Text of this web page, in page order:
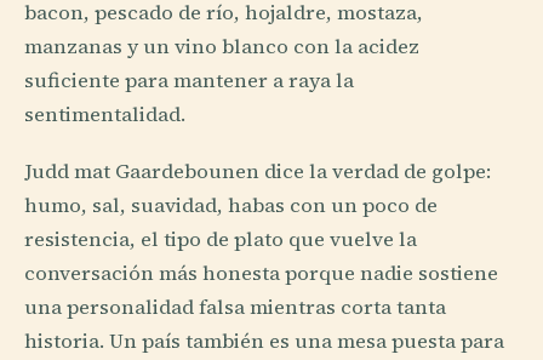
bacon, pescado de río, hojaldre, mostaza,
manzanas y un vino blanco con la acidez
suficiente para mantener a raya la
sentimentalidad.
Judd mat Gaardebounen dice la verdad de golpe:
humo, sal, suavidad, habas con un poco de
resistencia, el tipo de plato que vuelve la
conversación más honesta porque nadie sostiene
una personalidad falsa mientras corta tanta
historia. Un país también es una mesa puesta para